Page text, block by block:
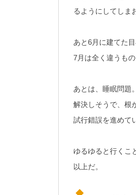
るようにしてしま
あと6月に建てた
7月は全く違うも
あとは、睡眠問題。
解決しそうで、根
試行錯誤を進めて
ゆるゆると行くこ
以上だ。